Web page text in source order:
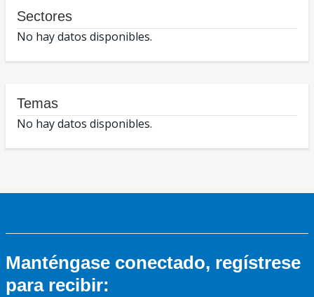
Sectores
No hay datos disponibles.
Temas
No hay datos disponibles.
Manténgase conectado, regístrese
para recibir: